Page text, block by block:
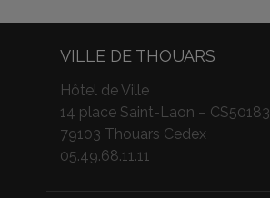
VILLE DE THOUARS
Hôtel de Ville
14 place Saint-Laon – CS50183
79103 Thouars Cedex
05.49.68.11.11